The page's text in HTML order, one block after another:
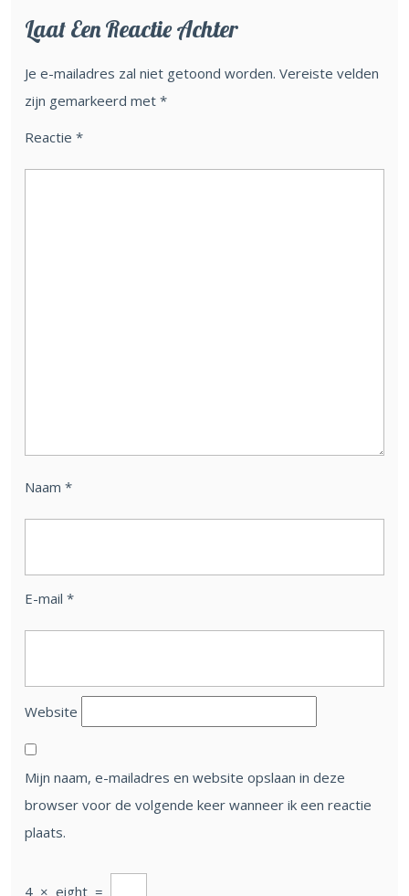
Laat Een Reactie Achter
Je e-mailadres zal niet getoond worden. Vereiste velden
zijn gemarkeerd met *
Reactie *
Naam *
E-mail *
Website
Mijn naam, e-mailadres en website opslaan in deze
browser voor de volgende keer wanneer ik een reactie
plaats.
4 × eight =